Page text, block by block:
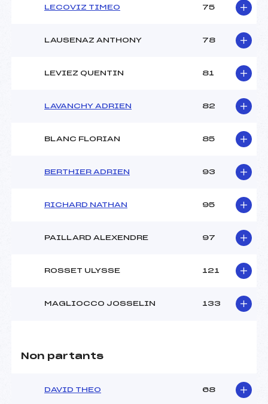
LECOVIZ TIMEO 75
LAUSENAZ ANTHONY 78
LEVIEZ QUENTIN 81
LAVANCHY ADRIEN 82
BLANC FLORIAN 85
BERTHIER ADRIEN 93
RICHARD NATHAN 95
PAILLARD ALEXENDRE 97
ROSSET ULYSSE 121
MAGLIOCCO JOSSELIN 133
Non partants
DAVID THEO 68